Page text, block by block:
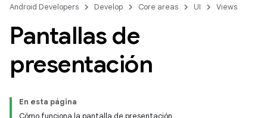
Android Developers Develop Core areas UI Views
Pantallas de
presentación
En esta página
Cómo funciona la pantalla de presentación